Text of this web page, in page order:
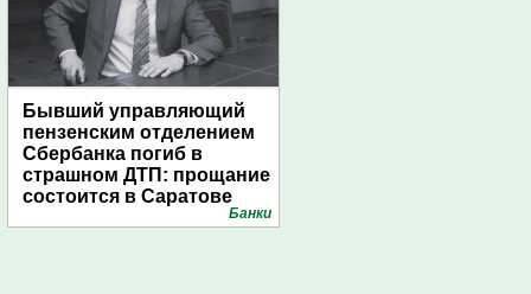
Бывший управляющий
пензенским отделением
Сбербанка погиб в
страшном ДТП: прощание
состоится в Саратове
Банки